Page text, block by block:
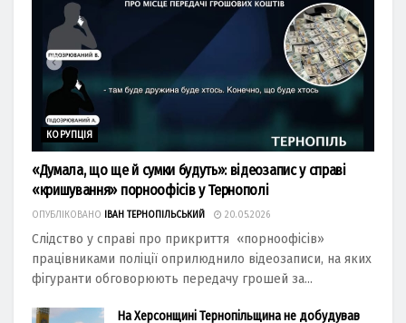
КОРУПЦІЯ
«Думала, що ще й сумки будуть»: відеозапис у справі
«кришування» порноофісів у Тернополі
ОПУБЛІКОВАНО ІВАН ТЕРНОПІЛЬСЬКИЙ 20.05.2026
Слідство у справі про прикриття «порноофісів»
працівниками поліції оприлюднило відеозаписи, на яких
фігуранти обговорюють передачу грошей за...
На Херсонщині Тернопільщина не добудував